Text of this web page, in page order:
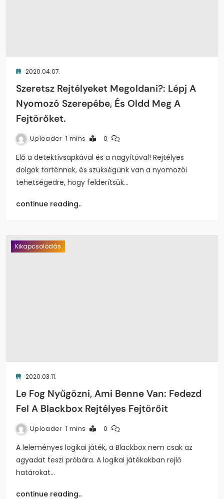
2020.04.07.
Szeretsz Rejtélyeket Megoldani?: Lépj A
Nyomozó Szerepébe, És Oldd Meg A
Fejtörőket.
Uploader 1 mins 0
Elő a detektívsapkával és a nagyítóval! Rejtélyes
dolgok történnek, és szükségünk van a nyomozói
tehetségedre, hogy felderítsük…
continue reading..
Kikapcsolódás
2020.03.11.
Le Fog Nyűgözni, Ami Benne Van: Fedezd
Fel A Blackbox Rejtélyes Fejtörőit
Uploader 1 mins 0
A leleményes logikai játék, a Blackbox nem csak az
agyadat teszi próbára. A logikai játékokban rejlő
határokat…
continue reading..